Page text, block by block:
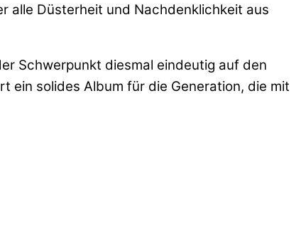
alle Düsterheit und Nachdenklichkeit aus
Schwerpunkt diesmal eindeutig auf den
ein solides Album für die Generation, die mit